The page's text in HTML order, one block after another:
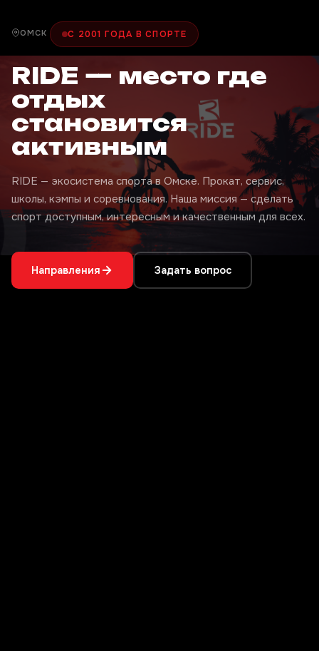
ОМСК С 2001 ГОДА В СПОРТЕ
RIDE — место где
отдых
становится
активным
RIDE — экосистема спорта в Омске. Прокат, сервис,
школы, кэмпы и соревнования. Наша миссия — сделать
спорт доступным, интересным и качественным для всех.
Направления Задать вопрос